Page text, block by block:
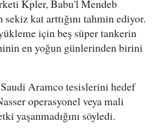
Kpler, Babu'l Mendeb
kat arttığını tahmin ediyor.
için beş süper tankerin
en yoğun günlerinden birini
Aramco tesislerini hedef
operasyonel veya mali
yaşanmadığını söyledi.